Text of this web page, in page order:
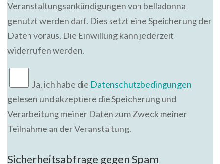
Veranstaltungsankündigungen von belladonna
genutzt werden darf. Dies setzt eine Speicherung der
Daten voraus. Die Einwillung kann jederzeit
widerrufen werden.
Ja, ich habe die Datenschutzbedingungen
gelesen und akzeptiere die Speicherung und
Verarbeitung meiner Daten zum Zweck meiner
Teilnahme an der Veranstaltung.
Sicherheitsabfrage gegen Spam